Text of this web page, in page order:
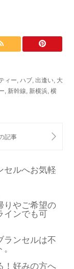
ィー ハブ 出逢い 大
新幹線 新横浜 横
セルへお気軽
りやご希望の
インでも可
ランセルは不
！好みの方へ